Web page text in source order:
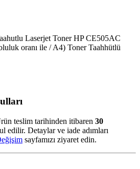
Laserjet Toner HP CE505AC
oranı ile / A4) Toner Taahhütlü
teslim tarihinden itibaren 30
edilir. Detaylar ve iade adımları
sayfamızı ziyaret edin.